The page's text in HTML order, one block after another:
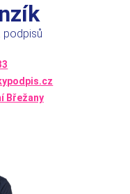
podpisů
Břežany